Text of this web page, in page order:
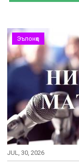
Эълонҳо
JUL, 30, 2026